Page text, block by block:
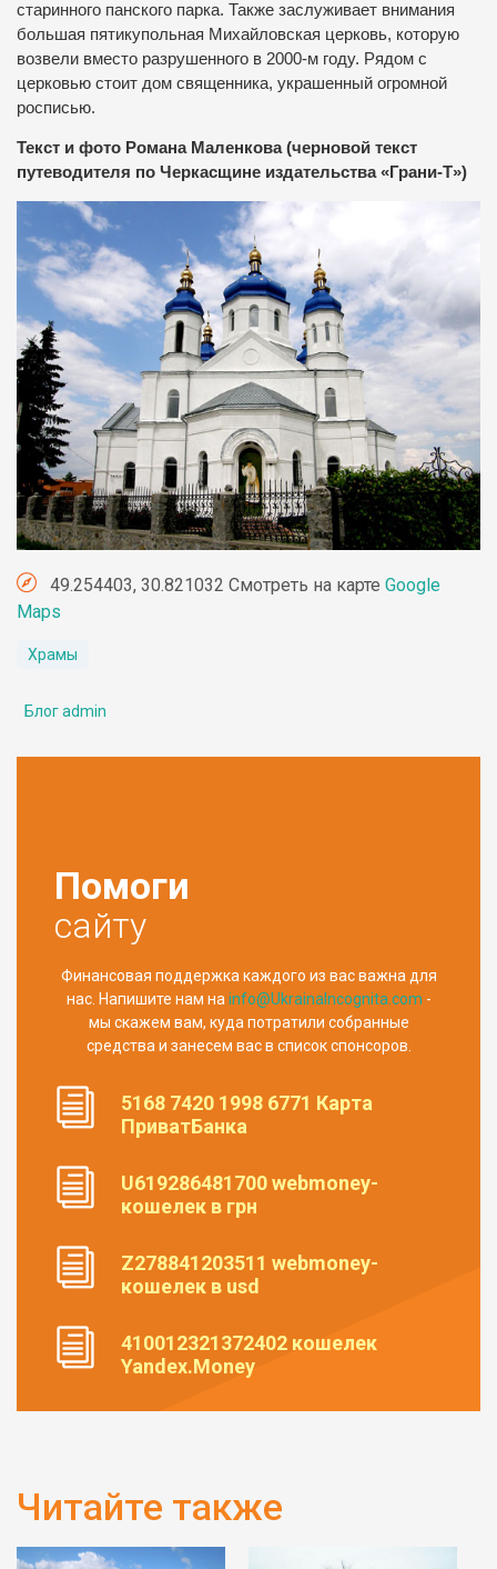
старинного панского парка. Также заслуживает внимания
большая пятикупольная Михайловская церковь, которую
возвели вместо разрушенного в 2000-м году. Рядом с
церковью стоит дом священника, украшенный огромной
росписью.
Текст и фото Романа Маленкова (черновой текст
путеводителя по Черкасщине издательства «Грани-Т»)
49.254403, 30.821032 Смотреть на карте Google
Maps
Храмы
Блог admin
Помоги
сайту
Финансовая поддержка каждого из вас важна для
нас. Напишите нам на info@UkrainaIncognita.com -
мы скажем вам, куда потратили собранные
средства и занесем вас в список спонсоров.
5168 7420 1998 6771 Карта
ПриватБанка
U619286481700 webmoney-
кошелек в грн
Z278841203511 webmoney-
кошелек в usd
410012321372402 кошелек
Yandex.Money
Читайте также